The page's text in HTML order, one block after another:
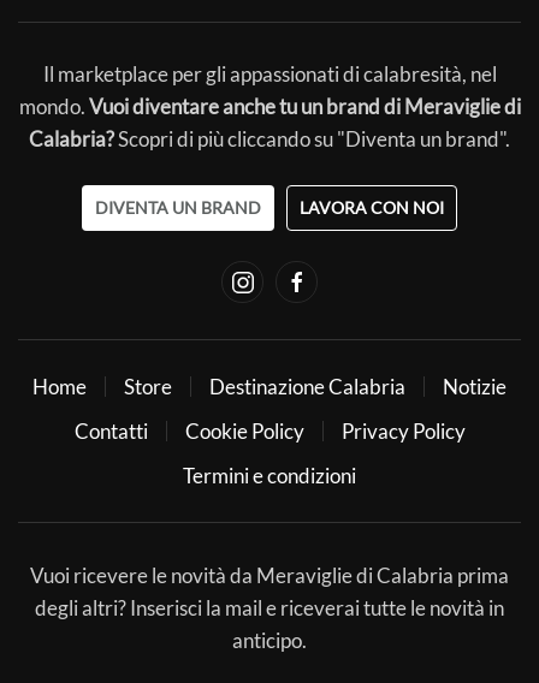
Il marketplace per gli appassionati di calabresità, nel
mondo.Vuoi diventare anche tu un brand di Meraviglie di
Calabria?Scopri di più cliccando su "Diventa un brand".
DIVENTA UN BRAND LAVORA CON NOI
Home Store Destinazione Calabria
Notizie
Contatti
Cookie Policy
Privacy Policy
Termini e condizioni
Vuoi ricevere le novità da Meraviglie di Calabria prima
degli altri? Inserisci la mail e riceverai tutte le novità in
anticipo.